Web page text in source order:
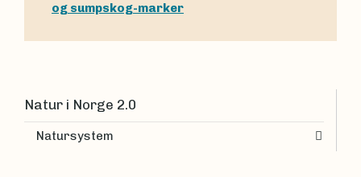
og sumpskog-marker
Natur i Norge 2.0
Natursystem